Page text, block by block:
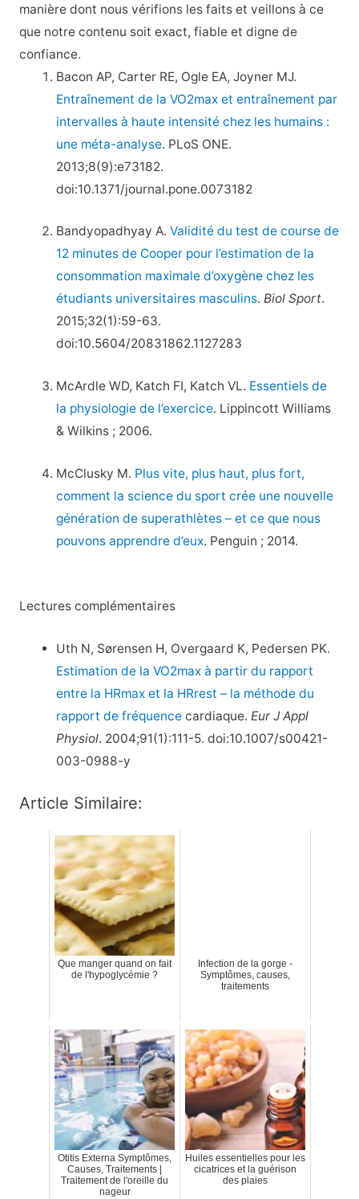
manière dont nous vérifions les faits et veillons à ce
que notre contenu soit exact, fiable et digne de
confiance.
Bacon AP, Carter RE, Ogle EA, Joyner MJ.
Entraînement de la VO2max et entraînement par
intervalles à haute intensité chez les humains :
une méta-analyse. PLoS ONE.
2013;8(9):e73182.
doi:10.1371/journal.pone.0073182
Bandyopadhyay A.Validité du test de course de
12 minutes de Cooper pour l’estimation de la
consommation maximale d’oxygène chez les
étudiants universitaires masculins.Biol Sport.
2015;32(1):59-63.
doi:10.5604/20831862.1127283
McArdle WD, Katch FI, Katch VL. Essentiels de
la physiologie de l’exercice. Lippincott Williams
& Wilkins ; 2006.
McClusky M. Plus vite, plus haut, plus fort,
comment la science du sport crée une nouvelle
génération de superathlètes – et ce que nous
pouvons apprendre d’eux. Penguin ; 2014.
Lectures complémentaires
Uth N, Sørensen H, Overgaard K, Pedersen PK.
Estimation de la VO2max à partir du rapport
entre la HRmax et la HRrest – la méthode du
rapport de fréquence cardiaque. Eur J Appl
Physiol. 2004;91(1):111-5. doi:10.1007/s00421-
003-0988-y
Article Similaire:
Que manger quand on fait
de l'hypoglycémie ?
Infection de la gorge -
Symptômes, causes,
traitements
Otitis Externa Symptômes,
Causes, Traitements |
Traitement de l'oreille du
nageur
Huiles essentielles pour les
cicatrices et la guérison
des plaies